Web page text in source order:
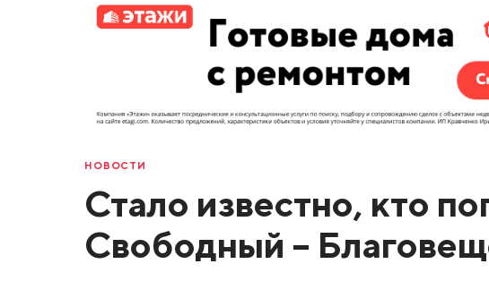
НОВОСТИ
Стало известно, кто
Свободный –